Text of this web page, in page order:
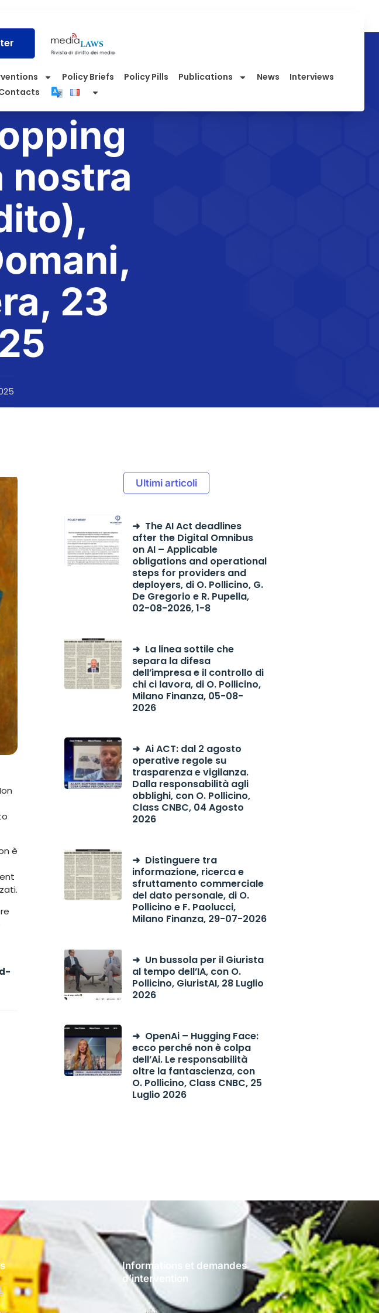
Policy Briefs Policy Pills Publications News
Interviews
nostra
23
è
Ultimi articoli
The AI Act deadlines
after the Digital Omnibus
on AI – Applicable
obligations and operational
steps for providers and
deployers, di O. Pollicino, G.
De Gregorio e R. Pupella,
02-08-2026, 1-8
La linea sottile che
separa la difesa
dell’impresa e il controllo di
chi ci lavora, di O. Pollicino,
Milano Finanza, 05-08-
2026
Ai ACT: dal 2 agosto
operative regole su
trasparenza e vigilanza.
Dalla responsabilità agli
obblighi, con O. Pollicino,
Class CNBC, 04 Agosto
2026
Distinguere tra
informazione, ricerca e
sfruttamento commerciale
del dato personale, di O.
Pollicino e F. Paolucci,
Milano Finanza, 29-07-2026
Un bussola per il Giurista
al tempo dell’IA, con O.
Pollicino, GiuristAI, 28 Luglio
2026
OpenAi – Hugging Face:
ecco perché non è colpa
dell’Ai. Le responsabilità
oltre la fantascienza, con
O. Pollicino, Class CNBC, 25
Luglio 2026
Informations et demandes
d’intervention